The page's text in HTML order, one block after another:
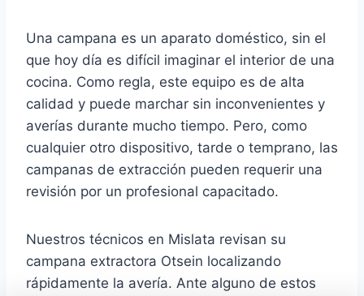
Una campana es un aparato doméstico, sin el
que hoy día es difícil imaginar el interior de una
cocina. Como regla, este equipo es de alta
calidad y puede marchar sin inconvenientes y
averías durante mucho tiempo. Pero, como
cualquier otro dispositivo, tarde o temprano, las
campanas de extracción pueden requerir una
revisión por un profesional capacitado.
Nuestros técnicos en Mislata revisan su
campana extractora Otsein localizando
rápidamente la avería. Ante alguno de estos